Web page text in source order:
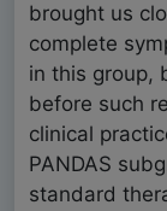
brought us
complete
in this group,
before such
clinical
PANDAS
standard